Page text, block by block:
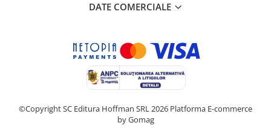
DATE COMERCIALE
©Copyright SC Editura Hoffman SRL 2026 Platforma E-commerce
by Gomag